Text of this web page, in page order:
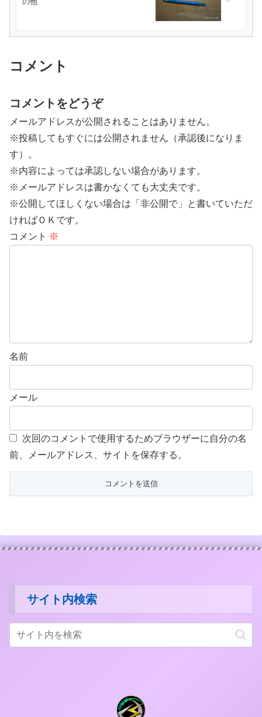
コメント
コメントをどうぞ
メールアドレスが公開されることはありません。
※投稿してもすぐには公開されません（承認後になりま
す）。
※内容によっては承認しない場合があります。
※メールアドレスは書かなくても大丈夫です。
※公開してほしくない場合は「非公開で」と書いていただ
ければＯＫです。
コメント ※
名前
メール
次回のコメントで使用するためブラウザーに自分の名
前、メールアドレス、サイトを保存する。
サイト内検索